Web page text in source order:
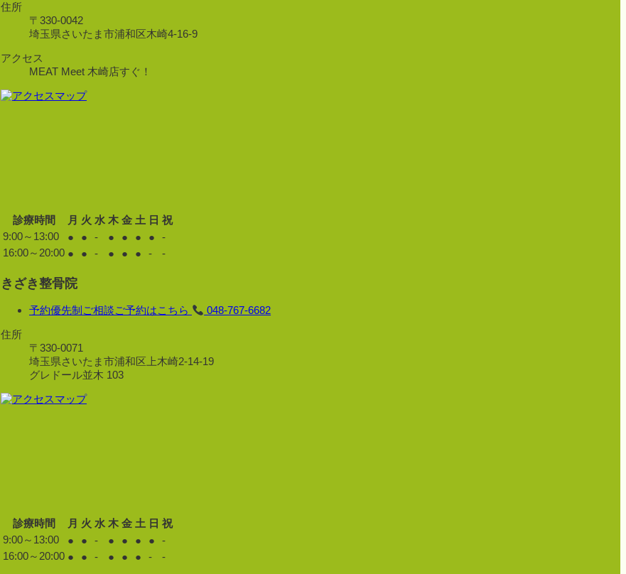
住所
〒330-0042
埼玉県さいたま市浦和区木崎4-16-9
アクセス
MEAT Meet 木崎店すぐ！
診療時間 月 火 水 木 金 土 日 祝
9:00～13:00
● ● - ● ● ● ●
-
16:00～20:00 ● ● - ● ● ● - -
きざき整骨院
予約優先制 ご相談ご予約はこちら
048-767-6682
住所
〒330-0071
埼玉県さいたま市浦和区上木崎2-14-19
グレドール並木 103
診療時間 月 火 水 木 金 土 日 祝
9:00～13:00
● ● - ● ● ● ●
-
16:00～20:00 ● ● - ● ● ● - -